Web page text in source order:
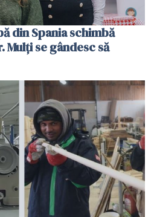
din Spania schimbă
se gândesc să